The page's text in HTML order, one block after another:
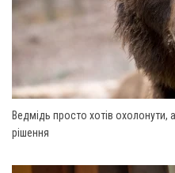
Ведмідь просто хотів
рішення